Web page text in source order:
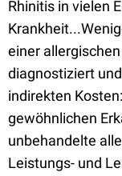
Rhinitis in vielen
einer
diagnostiziert
indirekten
gewöhnlichen
unbehandelte
Leistungs- und